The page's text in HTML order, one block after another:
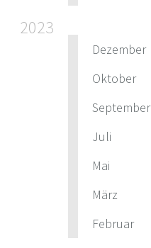
2023
Dezember
Oktober
September
Juli
Mai
März
Februar